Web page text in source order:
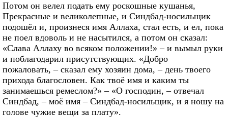
Потом он велел подать ему роскошные кушанья,
Прекрасные и великолепные, и Синдбад-носильщик
подошёл и, произнеся имя Аллаха, стал есть, и ел, пока
не поел вдоволь и не насытился, а потом он сказал:
«Слава Аллаху во всяком положении!» – и вымыл руки
и поблагодарил присутствующих. «Добро
пожаловать, – сказал ему хозяин дома, – день твоего
прихода благословен. Как твоё имя и каким ты
занимаешься ремеслом?» – «О господин, – отвечал
Синдбад, – моё имя – Синдбад-носильщик, и я ношу на
голове чужие вещи за плату».